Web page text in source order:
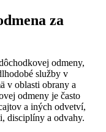
za
odmeny,
služby v
v oblasti obrany a
odmeny je často
a iných odvetví,
disciplíny a odvahy.